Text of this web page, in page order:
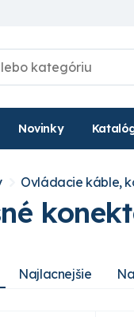
Novinky
Ovládacie káble,
Najlacnejšie